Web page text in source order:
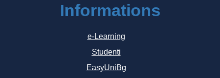
Informations
e-Learning
Studenti
EasyUniBg